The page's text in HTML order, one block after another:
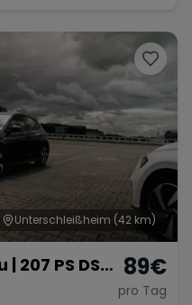
Unterschleißheim (42 km)
207 PS DSG
Tag
89€
pro Tag